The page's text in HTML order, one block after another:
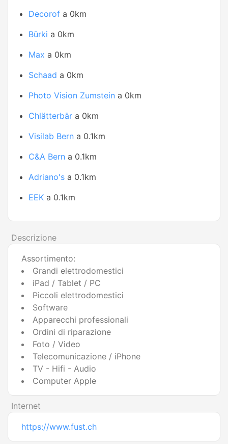
Decorof a 0km
Bürki a 0km
Max a 0km
Schaad a 0km
Photo Vision Zumstein a 0km
Chlätterbär a 0km
Visilab Bern a 0.1km
C&A Bern a 0.1km
Adriano's a 0.1km
EEK a 0.1km
Descrizione
Assortimento:
Grandi elettrodomestici
iPad / Tablet / PC
Piccoli elettrodomestici
Software
Apparecchi professionali
Ordini di riparazione
Foto / Video
Telecomunicazione / iPhone
TV - Hifi - Audio
Computer Apple
Internet
https://www.fust.ch